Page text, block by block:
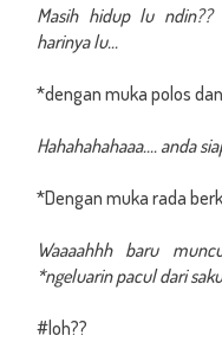
Masih hidup lu ndin??
harinya lu...
*dengan muka polos
Hahahahahaaa.... anda
*Dengan muka rada
Waaaahhh baru
*ngeluarin pacul dari
#loh??